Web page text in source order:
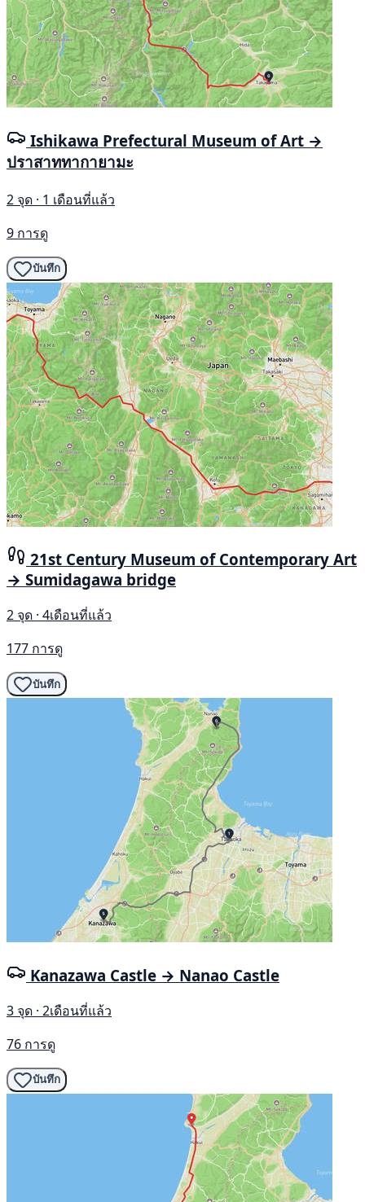
Ishikawa Prefectural Museum of Art →
ปราสาททากายามะ
2 จุด · 1 เดือนที่แล้ว
9 การดู
บันทึก
21st Century Museum of Contemporary Art
→ Sumidagawa bridge
2 จุด · 4เดือนที่แล้ว
177 การดู
บันทึก
Kanazawa Castle → Nanao Castle
3 จุด · 2เดือนที่แล้ว
76 การดู
บันทึก